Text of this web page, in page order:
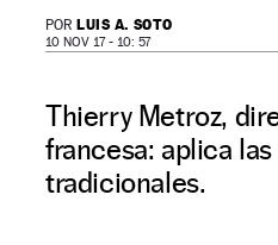
POR LUIS A. SOTO
10 NOV 17 - 10: 57
Thierry Metroz,
francesa: aplica
tradicionales.